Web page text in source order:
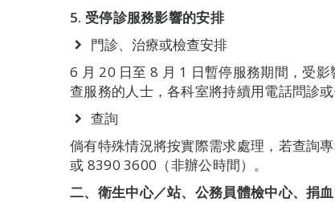
5. 受停診服務影響的安排
門診、治療或檢查安排
6 月 20 日至 8 月 1 日暫停服務期間，受
查服務的人士，各科室將持續用電話問診
查詢
倘有特殊情況將按實際需求處理，若查詢
或 8390 3600（非辦公時間）。
二、衛生中心／站、公務員體檢中心、捐